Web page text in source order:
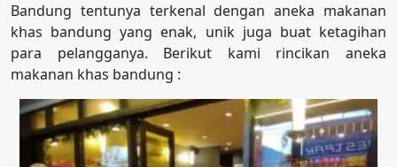
Bandung tentunya terkenal dengan aneka makanan
khas bandung yang enak, unik juga buat ketagihan
para pelangganya. Berikut kami rincikan aneka
makanan khas bandung :